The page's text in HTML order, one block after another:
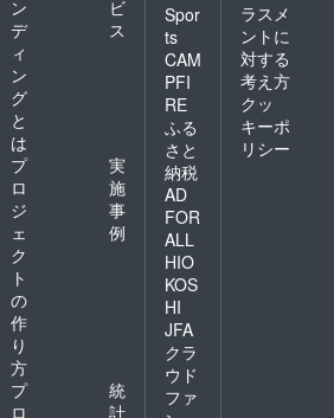
ン
デ
ィ
ン
グ
と
は
ビ
ス
プ
ロ
ジ
ェ
ク
ト
の
作
り
方
実
施
事
例
プ
ロ
統
計
Spor
ts
CAM
PFI
RE
ふる
さと
納税
AD
FOR
ALL
HIO
KOS
HI
JFA
クラ
ウド
ファ
ラスメ
ントに
対する
考え方
クッ
キーポ
リシー